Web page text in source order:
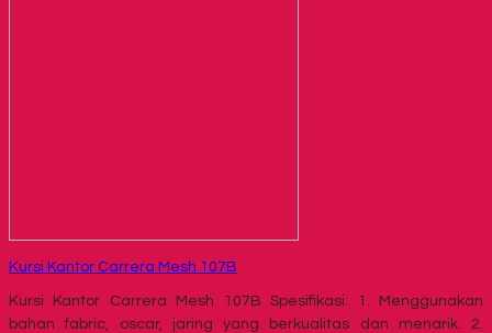
Kursi Kantor Carrera Mesh 107B
Kursi Kantor Carrera Mesh 107B Spesifikasi: 1. Menggunakan
bahan fabric, oscar, jaring yang berkualitas dan menarik. 2.